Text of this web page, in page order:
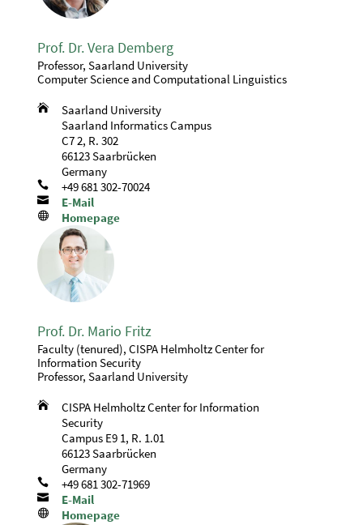
Prof. Dr. Vera Demberg
Professor, Saarland University
Computer Science and Computational Linguistics

Saarland University
Saarland Informatics Campus
C7 2, R. 302
66123 Saarbrücken
Germany
 +49 681 302-70024
 E-Mail
 Homepage
Prof. Dr. Mario Fritz
Faculty (tenured), CISPA Helmholtz Center for
Information Security
Professor, Saarland University

CISPA Helmholtz Center for Information
Security
Campus E9 1, R. 1.01
66123 Saarbrücken
Germany
 +49 681 302-71969
 E-Mail
 Homepage